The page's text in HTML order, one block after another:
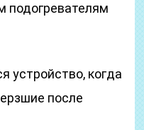
подогревателям
устройство, когда
после